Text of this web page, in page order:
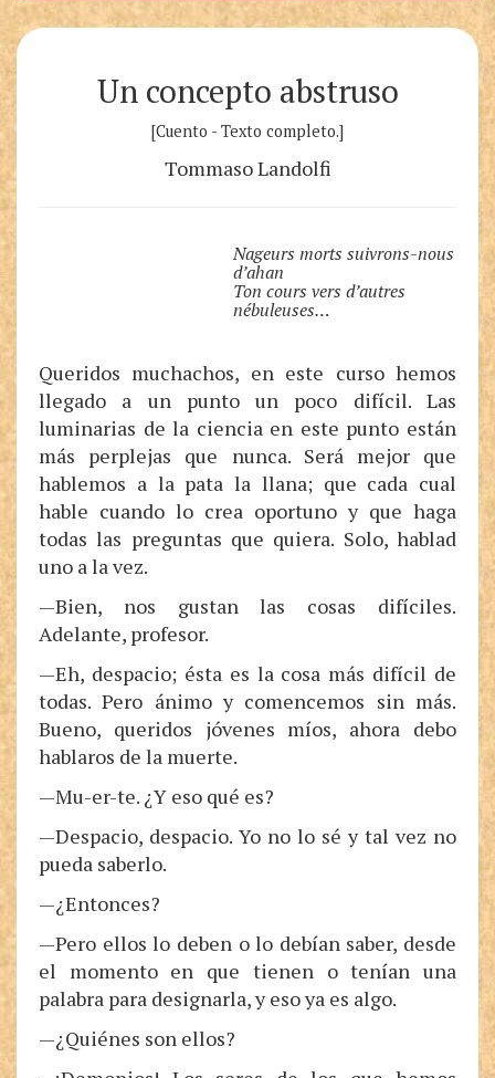
Un concepto abstruso
[Cuento - Texto completo.]
Tommaso Landolfi
Nageurs morts suivrons-nous
d’ahan
Ton cours vers d’autres
nébuleuses…
Queridos muchachos, en este curso hemos
llegado a un punto un poco difícil. Las
luminarias de la ciencia en este punto están
más perplejas que nunca. Será mejor que
hablemos a la pata la llana; que cada cual
hable cuando lo crea oportuno y que haga
todas las preguntas que quiera. Solo, hablad
uno a la vez.
—Bien, nos gustan las cosas difíciles.
Adelante, profesor.
—Eh, despacio; ésta es la cosa más difícil de
todas. Pero ánimo y comencemos sin más.
Bueno, queridos jóvenes míos, ahora debo
hablaros de la muerte.
—Mu-er-te. ¿Y eso qué es?
—Despacio, despacio. Yo no lo sé y tal vez no
pueda saberlo.
—¿Entonces?
—Pero ellos lo deben o lo debían saber, desde
el momento en que tienen o tenían una
palabra para designarla, y eso ya es algo.
—¿Quiénes son ellos?